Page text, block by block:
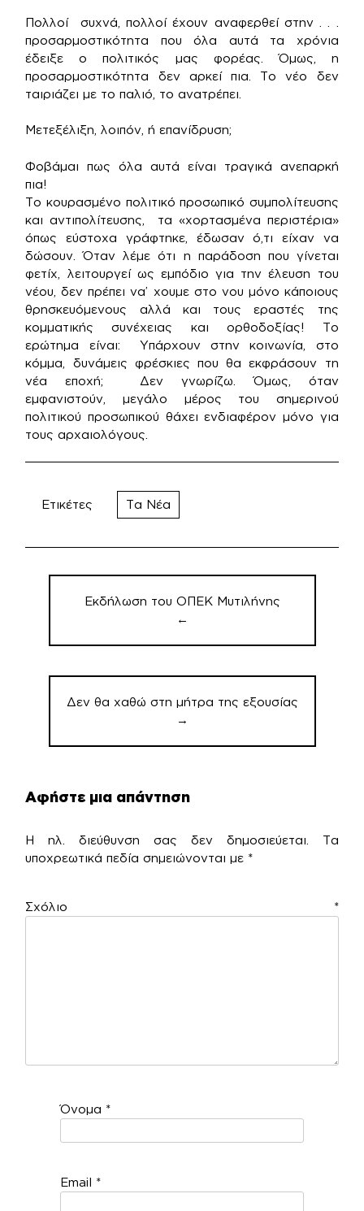
Πολλοί συχνά, πολλοί έχουν αναφερθεί στην . . .
προσαρμοστικότητα που όλα αυτά τα χρόνια
έδειξε ο πολιτικός μας φορέας. Όμως, η
προσαρμοστικότητα δεν αρκεί πια. Το νέο δεν
ταιριάζει με το παλιό, το ανατρέπει.
Μετεξέλιξη, λοιπόν, ή επανίδρυση;
Φοβάμαι πως όλα αυτά είναι τραγικά ανεπαρκή
πια!
Το κουρασμένο πολιτικό προσωπικό συμπολίτευσης
και αντιπολίτευσης, τα «χορτασμένα περιστέρια»
όπως εύστοχα γράφτηκε, έδωσαν ό,τι είχαν να
δώσουν. Όταν λέμε ότι η παράδοση που γίνεται
φετίχ, λειτουργεί ως εμπόδιο για την έλευση του
νέου, δεν πρέπει να’ χουμε στο νου μόνο κάποιους
θρησκευόμενους αλλά και τους εραστές της
κομματικής συνέχειας και ορθοδοξίας! Το
ερώτημα είναι: Υπάρχουν στην κοινωνία, στο
κόμμα, δυνάμεις φρέσκιες που θα εκφράσουν τη
νέα εποχή; Δεν γνωρίζω. Όμως, όταν
εμφανιστούν, μεγάλο μέρος του σημερινού
πολιτικού προσωπικού θάχει ενδιαφέρον μόνο για
τους αρχαιολόγους.
Ετικέτες Τα Νέα
Πλοήγηση
άρθρωνΕκδήλωση του ΟΠΕΚ Μυτιλήνης
←
Δεν θα χαθώ στη μήτρα της εξουσίας
→
Αφήστε μια απάντηση
Η ηλ. διεύθυνση σας δεν δημοσιεύεται.
Τα
υποχρεωτικά πεδία σημειώνονται με *
Σχόλιο *
Όνομα *
Email *